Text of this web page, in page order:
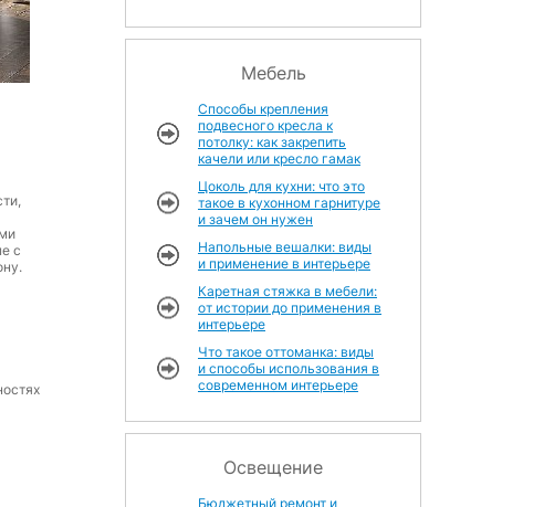
с
Мебель
Способы крепления
подвесного кресла к
потолку: как закрепить
качели или кресло гамак
Цоколь для кухни: что это
такое в кухонном гарнитуре
и зачем он нужен
Напольные вешалки: виды
и применение в интерьере
Каретная стяжка в мебели:
от истории до применения в
интерьере
Что такое оттоманка: виды
и способы использования в
современном интерьере
Освещение
Бюджетный ремонт и